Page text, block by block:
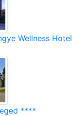
Wellness Hotel
****